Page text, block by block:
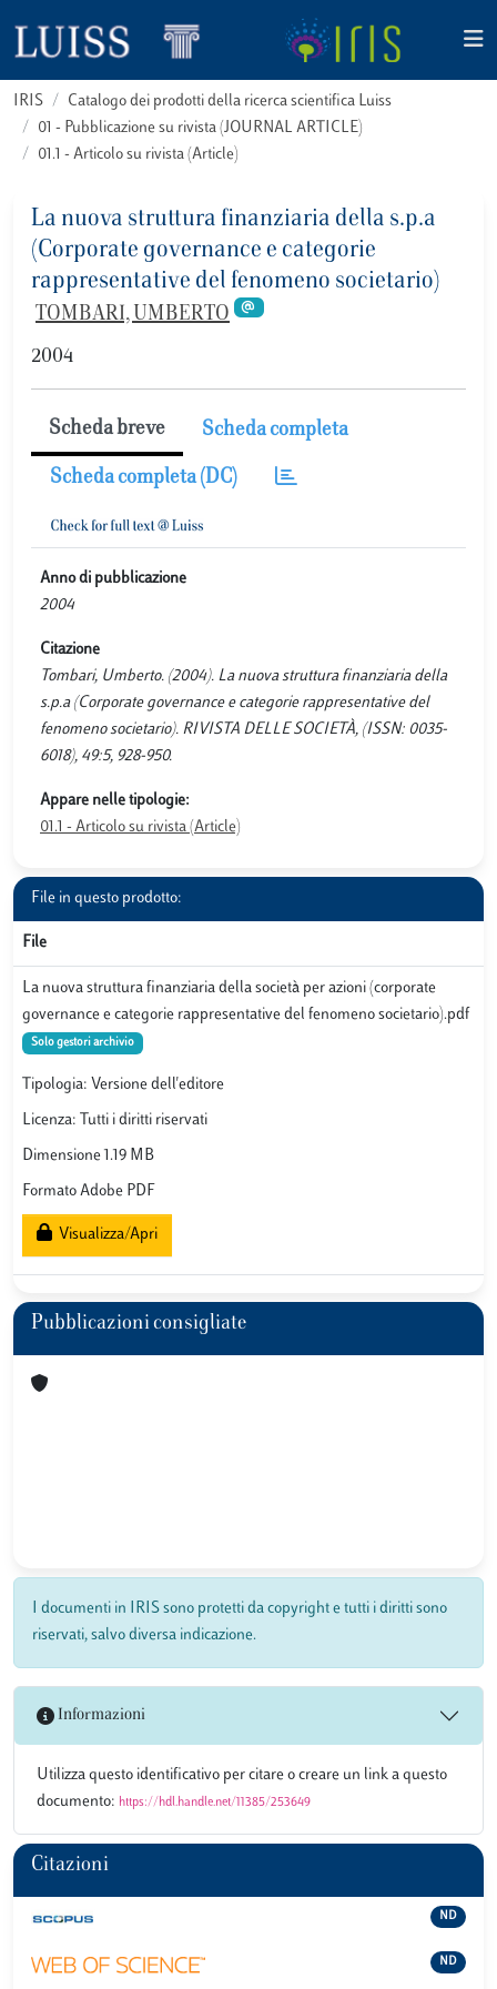
IRIS
Catalogo dei prodotti della ricerca scientifica Luiss
01 - Pubblicazione su rivista (JOURNAL ARTICLE)
01.1 - Articolo su rivista (Article)
La nuova struttura finanziaria della s.p.a
(Corporate governance e categorie
rappresentative del fenomeno societario)
TOMBARI, UMBERTO
2004
Scheda breve Scheda completa
Scheda completa (DC)
Anno di pubblicazione
2004
Citazione
Tombari, Umberto. (2004). La nuova struttura finanziaria della
s.p.a (Corporate governance e categorie rappresentative del
fenomeno societario). RIVISTA DELLE SOCIETÀ, (ISSN: 0035-
6018), 49:5, 928-950.
Appare nelle tipologie:
01.1 - Articolo su rivista (Article)
File in questo prodotto:
File
La nuova struttura finanziaria della società per azioni (corporate
governance e categorie rappresentative del fenomeno societario).pdf
Solo gestori archivio
Tipologia: Versione dell'editore
Licenza: Tutti i diritti riservati
Dimensione 1.19 MB
Formato Adobe PDF
Visualizza/Apri
Pubblicazioni consigliate
I documenti in IRIS sono protetti da copyright e tutti i diritti sono
riservati, salvo diversa indicazione.
Informazioni
Utilizza questo identificativo per citare o creare un link a questo
documento: https://hdl.handle.net/11385/253649
Citazioni
ND
ND